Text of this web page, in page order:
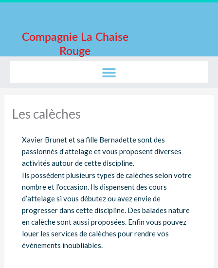
contenuCompagnie La Chaise
Rouge
Les calèches
Xavier Brunet et sa fille Bernadette sont des
passionnés d’attelage et vous proposent diverses
activités autour de cette discipline.
Ils possèdent plusieurs types de calèches selon votre
nombre et l’occasion. Ils dispensent des cours
d’attelage si vous débutez ou avez envie de
progresser dans cette discipline. Des balades nature
en calèche sont aussi proposées. Enfin vous pouvez
louer les services de calèches pour rendre vos
évènements inoubliables.